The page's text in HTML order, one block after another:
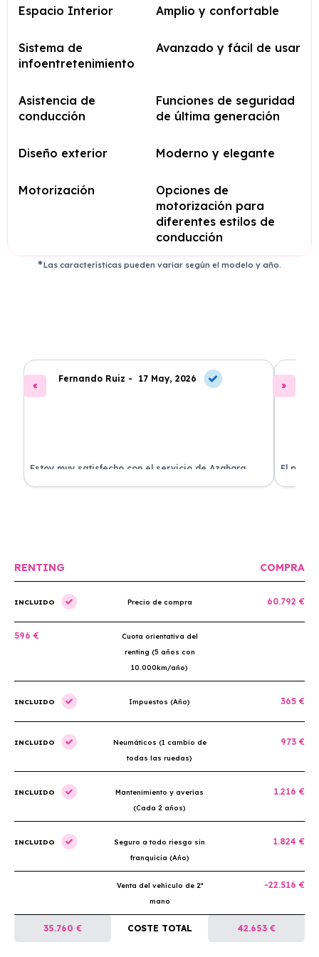
Espacio Interior Amplio y confortable
Sistema de
infoentretenimiento
Avanzado y fácil de usar
Asistencia de
conducción
Funciones de seguridad
de última generación
Diseño exterior Moderno y elegante
Motorización
Opciones de
motorización para
diferentes estilos de
conducción
Las características pueden variar según el modelo y año.
Fernando Ruiz - 17 May, 2026
Estoy muy satisfecho con el servicio de Azahara
Renting. El coche está en perfectas condiciones y el
El
llegó
RENTING COMPRA
INCLUIDO Precio de compra 60.792 €
596 €
Cuota orientativa del
renting (5 años con
10.000km/año)
INCLUIDO Impuestos (Año) 365 €
INCLUIDO
Neumáticos (1 cambio de
todas las ruedas)
973 €
INCLUIDO
Mantenimiento y averías
(Cada 2 años)
1.216 €
INCLUIDO
Seguro a todo riesgo sin
franquicia (Año)
1.824 €
Venta del vehículo de 2ª
mano
-22.516 €
35.760 € COSTE TOTAL 42.653 €